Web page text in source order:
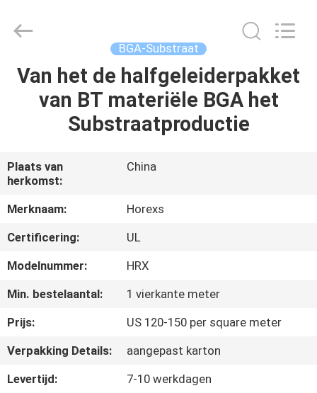
HUIS
PRODUCTEN
ONGEVEER
ONS
FABRIEKSREIS
CONTACTEER
ONS
Co.,Ltd..
BGA-Substraat
Van het de halfgeleiderpakket
van BT materiële BGA het
Substraatproductie
Plaats van
herkomst:
China
Merknaam:
Horexs
Certificering:
UL
Modelnummer:
HRX
Min. bestelaantal:
1 vierkante meter
Prijs:
US 120-150 per square meter
Verpakking Details:
aangepast karton
Levertijd:
7-10 werkdagen